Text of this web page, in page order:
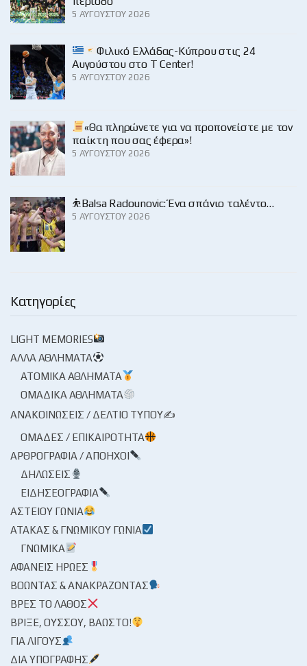
5 ΑΥΓΟΎΣΤΟΥ 2026
Φιλικό Ελλάδας-Κύπρου στις 24
Αυγούστου στο Τ Center!
5 ΑΥΓΟΎΣΤΟΥ 2026
«Θα πληρώνετε για να προπονείστε με τον
παίκτη που σας έφερα»!
5 ΑΥΓΟΎΣΤΟΥ 2026
⛹️Balsa Radounovic: Ένα σπάνιο ταλέντο…
5 ΑΥΓΟΎΣΤΟΥ 2026
Κατηγορίες
LIGHT MEMORIES
ΆΛΛΑ ΑΘΛΉΜΑΤΑ
ΑΤΟΜΙΚΆ ΑΘΛΉΜΑΤΑ
ΟΜΑΔΙΚΆ ΑΘΛΉΜΑΤΑ
ΑΝΑΚΟΙΝΏΣΕΙΣ / ΔΕΛΤΊΟ ΤΎΠΟΥ✍
ΟΜΆΔΕΣ / ΕΠΙΚΑΙΡΌΤΗΤΑ
ΑΡΘΡΟΓΡΑΦΊΑ / ΑΠΌΗΧΟΙ
ΔΗΛΏΣΕΙΣ
ΕΙΔΗΣΕΟΓΡΑΦΊΑ
ΑΣΤΕΊΟΥ ΓΩΝΊΑ
ΑΤΆΚΑΣ & ΓΝΩΜΙΚΟΎ ΓΩΝΊΑ
ΓΝΩΜΙΚΆ
ΑΦΑΝΕΊΣ ΉΡΩΕΣ
ΒΟΏΝΤΑΣ & ΑΝΑΚΡΆΖΟΝΤΑΣ
ΒΡΕΣ ΤΟ ΛΆΘΟΣ
ΒΡΊΞΕ, ΟΎΣΣΟΥ, ΒΆΩΣΤΟ!
ΓΙΑ ΛΊΓΟΥΣ
ΔΙΑ ΥΠΟΓΡΑΦΉΣ